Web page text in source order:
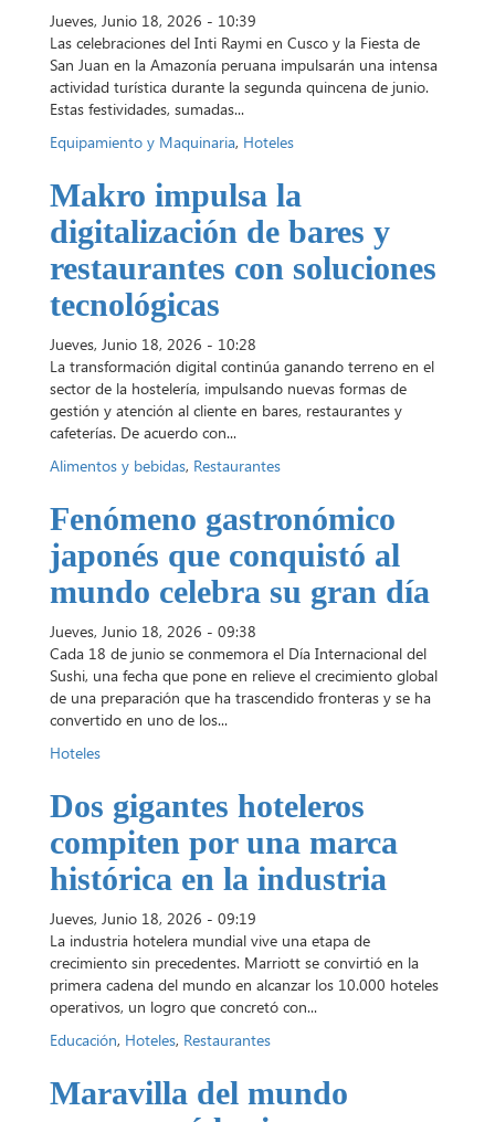
Jueves, Junio 18, 2026 - 10:39
Las celebraciones del Inti Raymi en Cusco y la Fiesta de
San Juan en la Amazonía peruana impulsarán una intensa
actividad turística durante la segunda quincena de junio.
Estas festividades, sumadas...
Equipamiento y Maquinaria, Hoteles
Makro impulsa la
digitalización de bares y
restaurantes con soluciones
tecnológicas
Jueves, Junio 18, 2026 - 10:28
La transformación digital continúa ganando terreno en el
sector de la hostelería, impulsando nuevas formas de
gestión y atención al cliente en bares, restaurantes y
cafeterías. De acuerdo con...
Alimentos y bebidas, Restaurantes
Fenómeno gastronómico
japonés que conquistó al
mundo celebra su gran día
Jueves, Junio 18, 2026 - 09:38
Cada 18 de junio se conmemora el Día Internacional del
Sushi, una fecha que pone en relieve el crecimiento global
de una preparación que ha trascendido fronteras y se ha
convertido en uno de los...
Hoteles
Dos gigantes hoteleros
compiten por una marca
histórica en la industria
Jueves, Junio 18, 2026 - 09:19
La industria hotelera mundial vive una etapa de
crecimiento sin precedentes. Marriott se convirtió en la
primera cadena del mundo en alcanzar los 10.000 hoteles
operativos, un logro que concretó con...
Educación, Hoteles, Restaurantes
Maravilla del mundo